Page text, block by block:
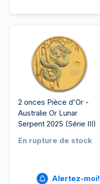
2 onces Pièce d'Or -
Australie Or Lunar
Serpent 2025 (Série III)
En rupture de stock
Alertez-moi!